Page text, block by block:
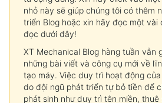
nhỏ này sẽ giúp chúng tôi có thêm
triển Blog hoặc xin hãy đọc một vài
đọc dưới đây!
XT Mechanical Blog hàng tuần vẫn
những bài viết và công cụ mới về
tạo máy. Việc duy trì hoạt động
do đội ngũ phát triển tự bỏ tiền để
phát sinh như duy trì tên miền,